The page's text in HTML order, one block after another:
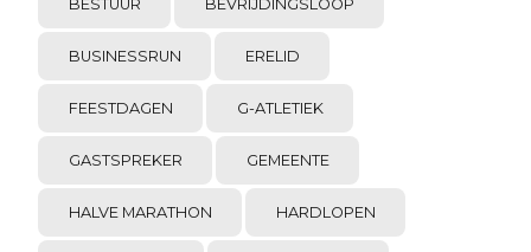
BESTUUR BEVRIJDINGSLOOP
BUSINESSRUN ERELID
FEESTDAGEN G-ATLETIEK
GASTSPREKER GEMEENTE
HALVE MARATHON HARDLOPEN